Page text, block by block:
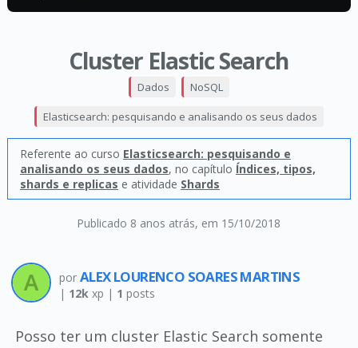
Cluster Elastic Search
Publicado 8 anos atrás, em 15/10/2018
Dados NoSQL
Elasticsearch: pesquisando e analisando os seus dados
Referente ao curso Elasticsearch: pesquisando e
analisando os seus dados, no capítulo Índices, tipos,
shards e replicas e atividade Shards
por ALEX LOURENCO SOARES MARTINS
| 12kxp | 1 posts
Posso ter um cluster Elastic Search somente